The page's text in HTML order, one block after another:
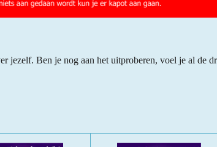
jezelf. Ben je nog aan het uitproberen, voel je al de